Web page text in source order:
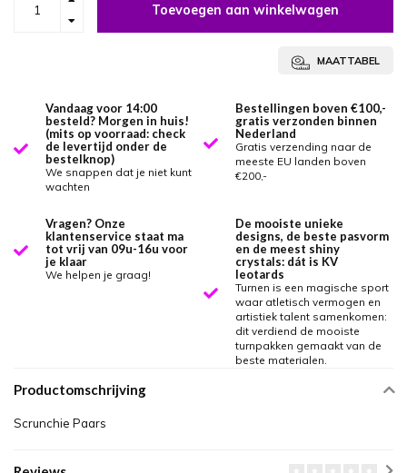
Toevoegen aan winkelwagen
MAATTABEL
Vandaag voor 14:00
besteld? Morgen in huis!
(mits op voorraad: check
de levertijd onder de
bestelknop)
We snappen dat je niet kunt
wachten
Bestellingen boven €100,-
gratis verzonden binnen
Nederland
Gratis verzending naar de
meeste EU landen boven
€200,-
Vragen? Onze
klantenservice staat ma
tot vrij van 09u-16u voor
je klaar
We helpen je graag!
De mooiste unieke
designs, de beste pasvorm
en de meest shiny
crystals: dát is KV
leotards
Turnen is een magische sport
waar atletisch vermogen en
artistiek talent samenkomen:
dit verdiend de mooiste
turnpakken gemaakt van de
beste materialen.
Productomschrijving
Scrunchie Paars